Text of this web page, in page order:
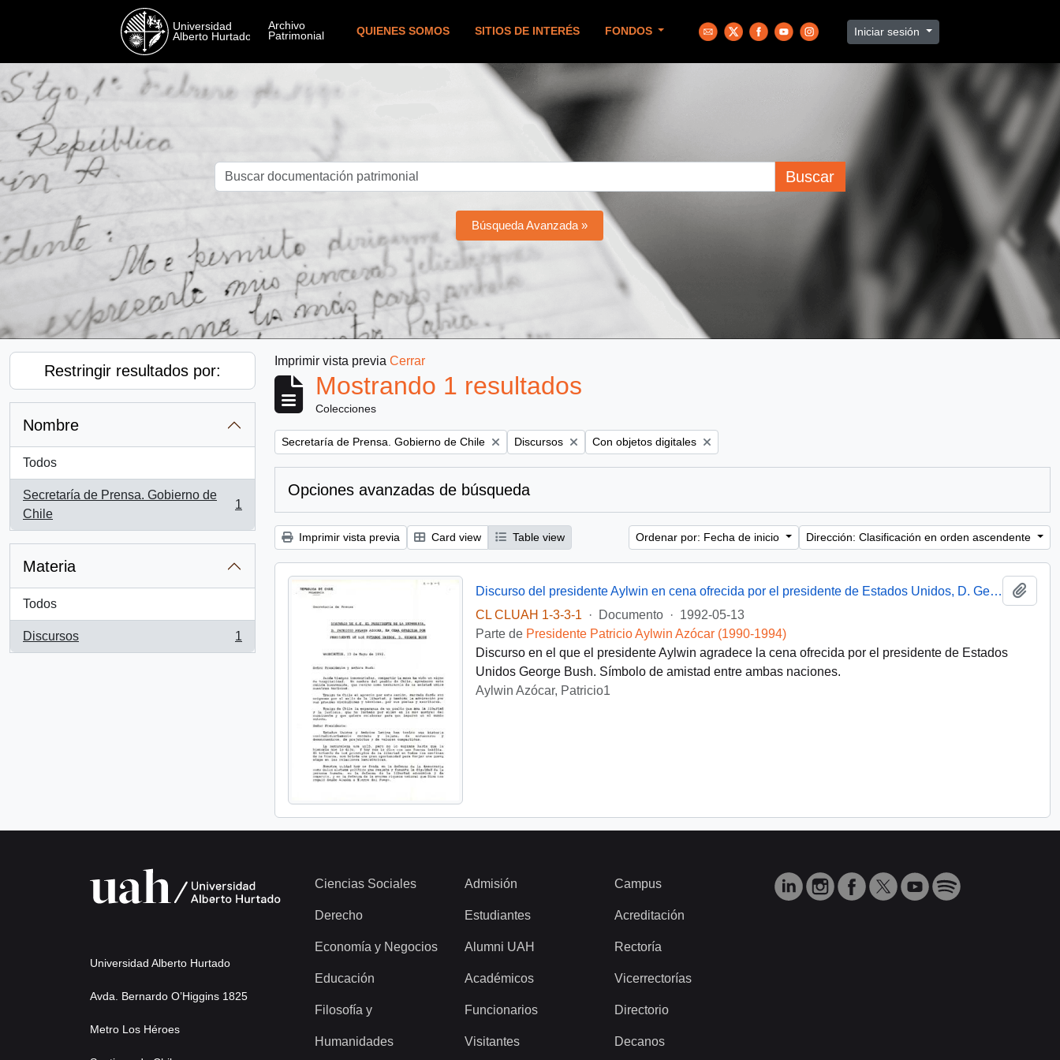
QUIENES SOMOS SITIOS DE INTERÉS FONDOS Iniciar sesión
Buscar
Búsqueda Avanzada »
Restringir resultados por:
Nombre
Todos
Secretaría de Prensa. Gobierno de
Chile
, 1 resultados
1
Materia
Todos
Discursos
, 1 resultados
1
Imprimir vista previa Cerrar
Mostrando 1 resultados
Colecciones
Remove filter:
Secretaría de Prensa. Gobierno de Chile Remove filter:
Discursos Remove filter:
Con objetos digitales
Opciones avanzadas de búsqueda
Imprimir vista previa Card view Table view Ordenar por: Fecha de inicio Dirección: Clasificación en orden ascendente
Discurso del presidente Aylwin en cena ofrecida por el presidente de Estados Unidos, D. George Bush
CL CLUAH 1-3-3-1
· Documento · 1992-05-13
Parte de Presidente Patricio Aylwin Azócar (1990-1994)
Discurso en el que el presidente Aylwin agradece la cena ofrecida por el presidente de Estados
Unidos George Bush. Símbolo de amistad entre ambas naciones.
Aylwin Azócar, Patricio1
Universidad Alberto Hurtado
Avda. Bernardo O’Higgins 1825
Metro Los Héroes
Ciencias Sociales
Derecho
Economía y Negocios
Educación
Filosofía y
Humanidades
Admisión
Estudiantes
Alumni UAH
Académicos
Funcionarios
Visitantes
Campus
Acreditación
Rectoría
Vicerrectorías
Directorio
Decanos